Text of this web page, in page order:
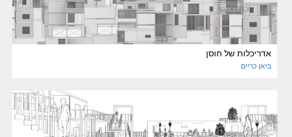
אדריכלות של חוסן
ביאןכריים